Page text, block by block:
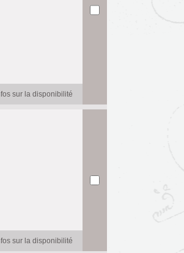
sur la disponibilité
sur la disponibilité